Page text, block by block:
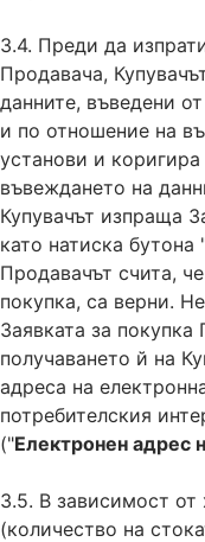
3.4. Преди да
Продавача,
данните, въведени
и по отношение на
установи и
въвеждането на
Купувачът изпраща
като натиска
Продавачът счита,
покупка, са верни.
Заявката за
получаването й на
адреса на
потребителския
("Електронен адрес
3.5. В зависимост от
(количество на